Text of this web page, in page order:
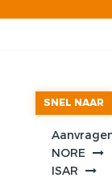
SNEL NAAR
NORE
ISAR